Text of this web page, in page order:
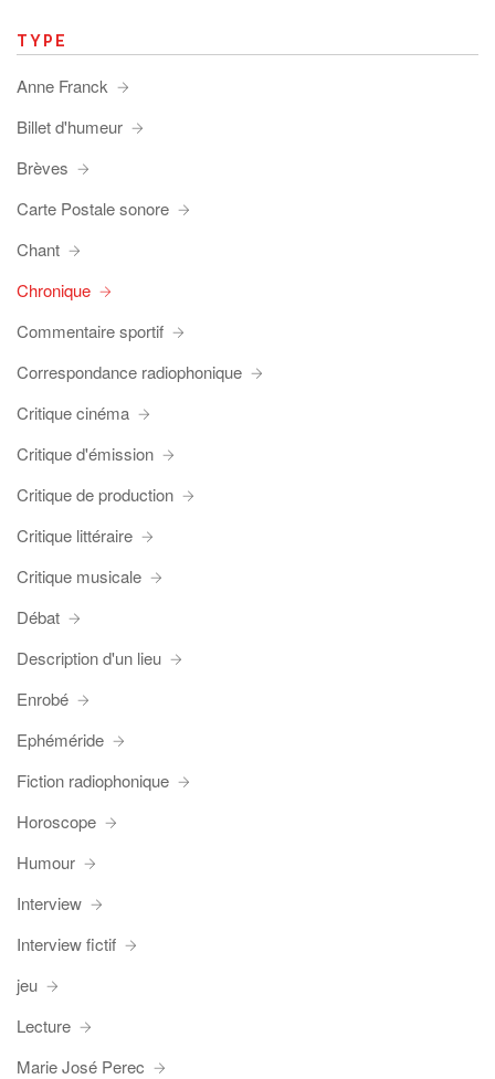
TYPE
Anne Franck
Billet d'humeur
Brèves
Carte Postale sonore
Chant
Chronique
Commentaire sportif
Correspondance radiophonique
Critique cinéma
Critique d'émission
Critique de production
Critique littéraire
Critique musicale
Débat
Description d'un lieu
Enrobé
Ephéméride
Fiction radiophonique
Horoscope
Humour
Interview
Interview fictif
jeu
Lecture
Marie José Perec